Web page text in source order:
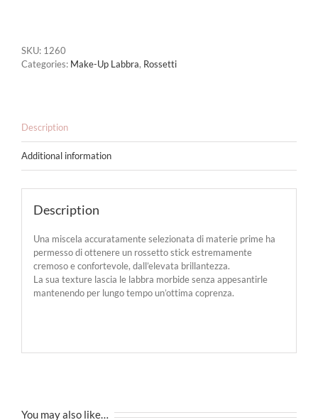
SKU: 1260
Categories: Make-Up Labbra, Rossetti
Description
Additional information
Description
Una miscela accuratamente selezionata di materie prime ha
permesso di ottenere un rossetto stick estremamente
cremoso e confortevole, dall’elevata brillantezza.
La sua texture lascia le labbra morbide senza appesantirle
mantenendo per lungo tempo un’ottima coprenza.
You may also like…